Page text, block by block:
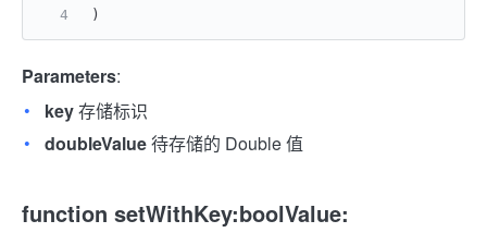
)
Parameters:
key存储标识
doubleValue待存储的 Double 值
function setWithKey:boolValue: